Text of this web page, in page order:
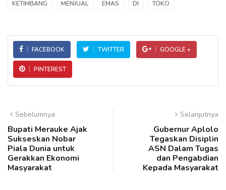
KETIMBANG
MENJUAL EMAS DI TOKO
FACEBOOK TWITTER GOOGLE +
PINTEREST
Sebelumnya
Bupati Merauke Ajak
Sukseskan Nobar
Piala Dunia untuk
Gerakkan Ekonomi
Masyarakat
Selanjutnya
Gubernur Aplolo
Tegaskan Disiplin
ASN Dalam Tugas
dan Pengabdian
Kepada Masyarakat